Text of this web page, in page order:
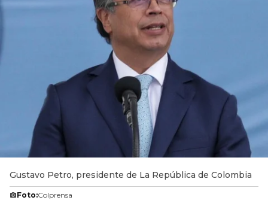
Gustavo Petro, presidente de La República de Colombia
Foto:Colprensa